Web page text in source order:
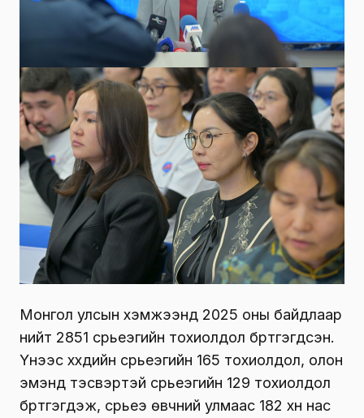
Монгол улсын хэмжээнд 2025 оны байдлаар
нийт 2851 сүрьеэгийн тохиолдол бүртгэгдсэн.
Үүнээс хүүхдийн сүрьеэгийн 165 тохиолдол, олон
эмэнд тэсвэртэй сүрьеэгийн 129 тохиолдол
бүртгэгдэж, сүрьеэ өвчний улмаас 182 хүн нас